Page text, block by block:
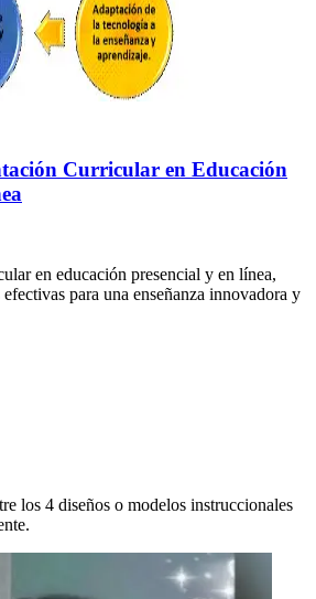
Curricular en Educación
en educación presencial y en línea,
para una enseñanza innovadora y
los 4 diseños o modelos instruccionales